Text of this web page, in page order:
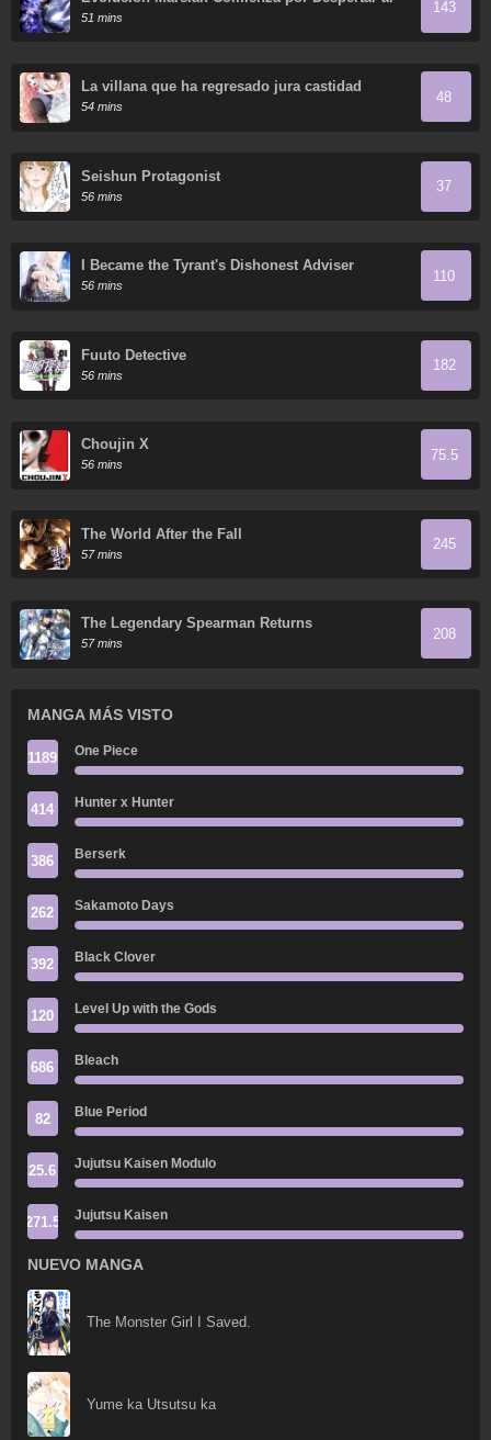
Rey de los Monstruos
51 mins
143
La villana que ha regresado jura castidad
54 mins
48
Seishun Protagonist
56 mins
37
I Became the Tyrant's Dishonest Adviser
56 mins
110
Fuuto Detective
56 mins
182
Choujin X
56 mins
75.5
The World After the Fall
57 mins
245
The Legendary Spearman Returns
57 mins
208
MANGA MÁS VISTO
1189 One Piece
414 Hunter x Hunter
386 Berserk
262 Sakamoto Days
392 Black Clover
120 Level Up with the Gods
686 Bleach
82 Blue Period
25.6 Jujutsu Kaisen Modulo
271.5 Jujutsu Kaisen
NUEVO MANGA
The Monster Girl I Saved.
Yume ka Utsutsu ka